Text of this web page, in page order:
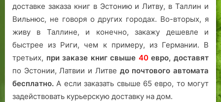
доставке заказа книг в Эстонию и Литву, в Таллин и
Вильнюс, не говоря о других городах. Во-вторых, я
живу в Таллине, и конечно, закажу дешевле и
быстрее из Риги, чем к примеру, из Германии. В
третьих, при заказе книг свыше 40евро, доставят
по Эстонии, Латвии и Литве до почтового автомата
бесплатно. А если заказать свыше 65 евро, то могут
задействовать курьерскую доставку на дом.